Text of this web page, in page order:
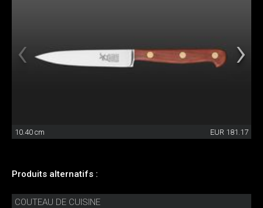
10.40 cm EUR 181.17
Produits alternatifs :
COUTEAU DE CUISINE